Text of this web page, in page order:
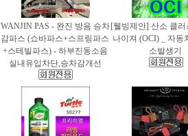
WANJIN PAS - 완진 방음 승차
감파스 (쇼바파스+스프링파스
+스테빌파스) - 하부진동소음
실내유입차단,승차감개선
[웰빙제안] 산소 클
나이져 (OCI) _ 자동
소발생기